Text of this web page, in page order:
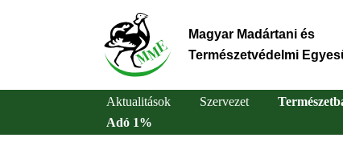
Magyar Madártani és
Természetvédelmi
Main
Aktualitások Szervezet
Adó 1%